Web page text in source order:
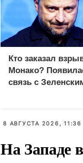
Кто заказал
Монако?
связь с
8 АВГУСТА 2026, 11:36
На Западе